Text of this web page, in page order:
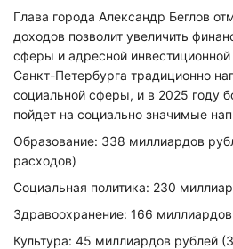
Глава города Александр Беглов
доходов позволит увеличить
сферы и адресной
Санкт-Петербурга традиционно
социальной сферы, и в 2025 году
пойдет на социально значимые
Образование: 338 миллиардов
расходов)
Социальная политика: 230
Здравоохранение: 166 миллиардов
Культура: 45 миллиардов рублей